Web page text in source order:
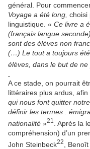
général. Pour
Voyage a été long, choisi
linguistique. « Ce livre a
(français langue
sont des élèves non
(…) Le tout a toujours
élèves, dans le but de ne
A ce stade, on pourrait
littéraires plus ardus, afin
qui nous font quitter
définir les termes :
nationalité »21
. Après la
compréhension) d’un
John Steinbeck22
,